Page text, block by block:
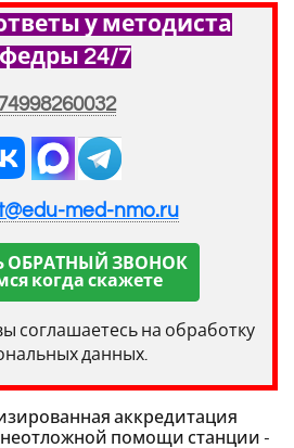
у методиста
24/7
med-nmo.ru
ОБРАТНЫЙ ЗВОНОК
когда скажете
соглашаетесь на обработку
данных.
аккредитация
помощи станции -